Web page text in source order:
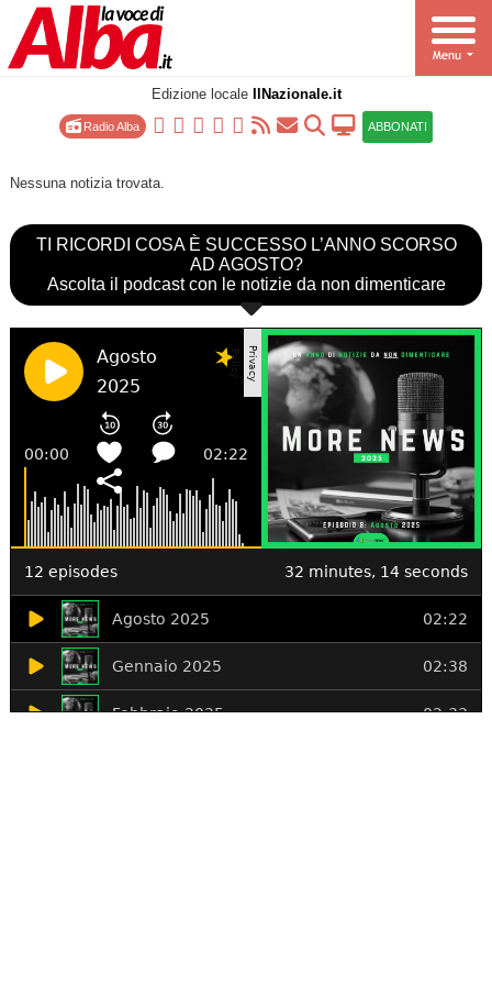
Edizione locale IlNazionale.it
Radio Alba ABBONATI
Nessuna notizia trovata.
TI RICORDI COSA È SUCCESSO L’ANNO SCORSO
AD AGOSTO?
Ascolta il podcast con le notizie da non dimenticare